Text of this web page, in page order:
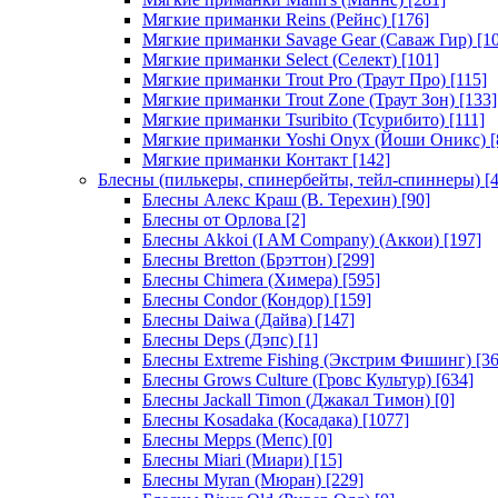
Мягкие приманки Reins (Рейнс) [176]
Мягкие приманки Savage Gear (Саваж Гир)
Мягкие приманки Select (Селект) [101]
Мягкие приманки Trout Pro (Траут Про) [115]
Мягкие приманки Trout Zone (Траут Зон) [133]
Мягкие приманки Tsuribito (Тсурибито) [111]
Мягкие приманки Yoshi Onyx (Йоши Оникс)
Мягкие приманки Контакт [142]
Блесны (пилькеры, спинербейты, тейл-спиннеры)
Блесны Алекс Краш (В. Терехин) [90]
Блесны от Орлова [2]
Блесны Akkoi (I AM Company) (Аккои) [197]
Блесны Bretton (Брэттон) [299]
Блесны Chimera (Химера) [595]
Блесны Condor (Кондор) [159]
Блесны Daiwa (Дайва) [147]
Блесны Deps (Дэпс) [1]
Блесны Extreme Fishing (Экстрим Фишинг)
Блесны Grows Culture (Гровс Культур) [634]
Блесны Jackall Timon (Джакал Тимон) [0]
Блесны Kosadaka (Косадака) [1077]
Блесны Mepps (Мепс) [0]
Блесны Miari (Миари) [15]
Блесны Myran (Мюран) [229]